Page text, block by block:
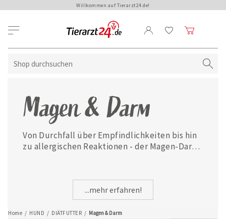
Willkommen auf Tierarzt24.de!
Home / HUND / DIÄTFUTTER / Magen & Darm
Magen & Darm
Von Durchfall über Empfindlichkeiten bis hin
zu allergischen Reaktionen - der Magen-Darm-
werden. Hier finden Sie hochwertiges
Diätfutter, das Ihren Hund bei allen
Beschwerden des Magens und Darms
unterstützt.
...mehr erfahren!